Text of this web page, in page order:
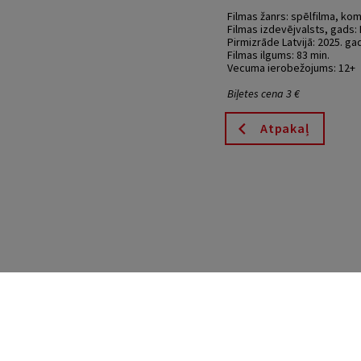
Filmas žanrs: spēlfilma,
Filmas izdevējvalsts, gads:
Pirmizrāde Latvijā: 2025.
Filmas ilgums: 83 min.
Vecuma ierobežojums: 12+
Biļetes cena 3 €
Atpakaļ